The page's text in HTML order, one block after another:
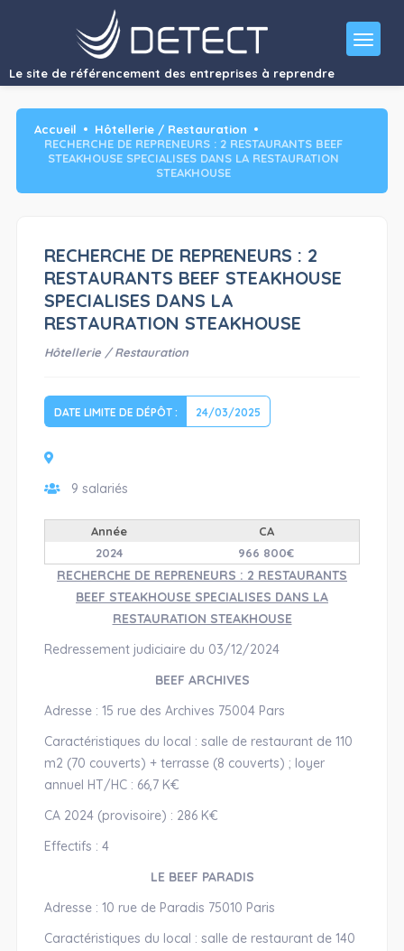
RECHERCHE DE REPRENEURS : 2 RESTAURANTS BEEF STEAKHOUSE
SPECIALISES DANS LA RESTAURATION…"/>
Le site de référencement des entreprises à reprendre
Accueil
Hôtellerie / Restauration
RECHERCHE DE REPRENEURS : 2 RESTAURANTS BEEF
STEAKHOUSE SPECIALISES DANS LA RESTAURATION
STEAKHOUSE
RECHERCHE DE REPRENEURS : 2
RESTAURANTS BEEF STEAKHOUSE
SPECIALISES DANS LA
RESTAURATION STEAKHOUSE
Hôtellerie / Restauration
DATE LIMITE DE DÉPÔT : 24/03/2025
9 salariés
Année
CA
2024
966 800€
RECHERCHE DE REPRENEURS : 2 RESTAURANTS
BEEF STEAKHOUSE SPECIALISES DANS LA
RESTAURATION STEAKHOUSE
Redressement judiciaire du 03/12/2024
BEEF ARCHIVES
Adresse : 15 rue des Archives 75004 Pars
Caractéristiques du local : salle de restaurant de 110
m2 (70 couverts) + terrasse (8 couverts) ; loyer
annuel HT/HC : 66,7 K€
CA 2024 (provisoire) : 286 K€
Effectifs : 4
LE BEEF PARADIS
Adresse : 10 rue de Paradis 75010 Paris
Caractéristiques du local : salle de restaurant de 140